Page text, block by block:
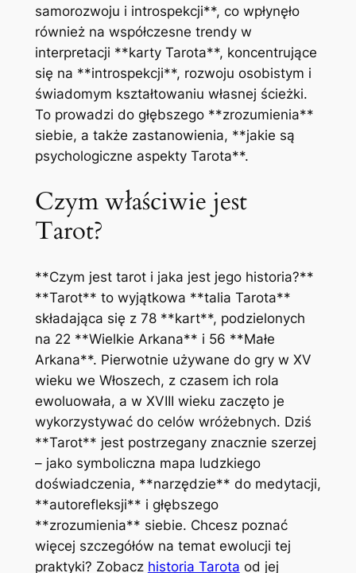
samorozwoju i introspekcji**, co wpłynęło
również na współczesne trendy w
interpretacji **karty Tarota**, koncentrujące
się na **introspekcji**, rozwoju osobistym i
świadomym kształtowaniu własnej ścieżki.
To prowadzi do głębszego **zrozumienia**
siebie, a także zastanowienia, **jakie są
psychologiczne aspekty Tarota**.
Czym właściwie jest
Tarot?
**Czym jest tarot i jaka jest jego historia?**
**Tarot** to wyjątkowa **talia Tarota**
składająca się z 78 **kart**, podzielonych
na 22 **Wielkie Arkana** i 56 **Małe
Arkana**. Pierwotnie używane do gry w XV
wieku we Włoszech, z czasem ich rola
ewoluowała, a w XVIII wieku zaczęto je
wykorzystywać do celów wróżebnych. Dziś
**Tarot** jest postrzegany znacznie szerzej
– jako symboliczna mapa ludzkiego
doświadczenia, **narzędzie** do medytacji,
**autorefleksji** i głębszego
**zrozumienia** siebie. Chcesz poznać
więcej szczegółów na temat ewolucji tej
praktyki? Zobacz historia Tarota od jej